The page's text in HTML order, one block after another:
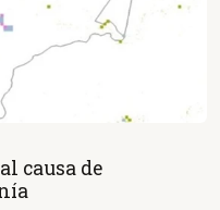
causa de